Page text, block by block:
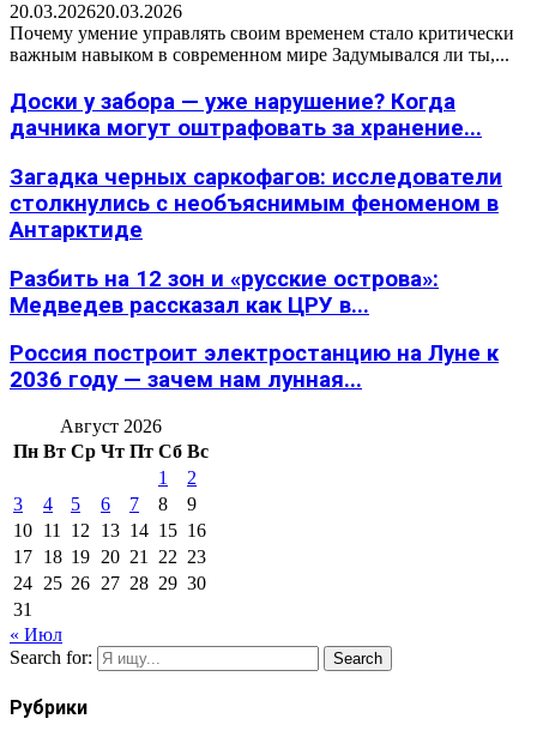
20.03.202620.03.2026
Почему умение управлять своим временем стало критически
важным навыком в современном мире Задумывался ли ты,...
Доски у забора — уже нарушение? Когда
дачника могут оштрафовать за хранение...
Загадка черных саркофагов: исследователи
столкнулись с необъяснимым феноменом в
Антарктиде
Разбить на 12 зон и «русские острова»:
Медведев рассказал как ЦРУ в...
Россия построит электростанцию на Луне к
2036 году — зачем нам лунная...
Август 2026
Пн Вт Ср Чт Пт Сб Вс
1
2
3
4 5 6 7 8
9
10 11 12 13 14 15 16
17 18 19 20 21 22 23
24 25 26 27 28 29 30
31
« Июл
Search for:
Search
Рубрики